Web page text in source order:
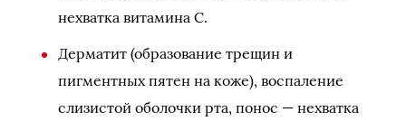
нехватка витамина С.
Дерматит (образование трещин и
пигментных пятен на коже), воспаление
слизистой оболочки рта, понос — нехватка